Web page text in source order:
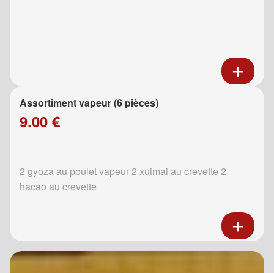
Assortiment vapeur (6 pièces)
9.00 €
2 gyoza au poulet vapeur 2 xuimai au crevette 2
hacao au crevette